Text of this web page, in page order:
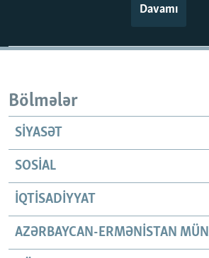
Davamı
Bölmələr
SIYASƏT
SOSIAL
İQTISADIYYAT
AZƏRBAYCAN-ERMƏNISTAN